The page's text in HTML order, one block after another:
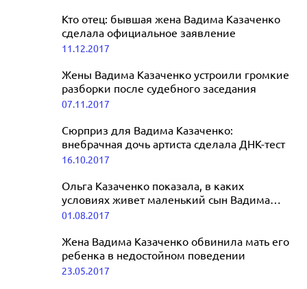
Кто отец: бывшая жена Вадима Казаченко
сделала официальное заявление
11.12.2017
Жены Вадима Казаченко устроили громкие
разборки после судебного заседания
07.11.2017
Сюрприз для Вадима Казаченко:
внебрачная дочь артиста сделала ДНК-тест
16.10.2017
Ольга Казаченко показала, в каких
условиях живет маленький сын Вадима
Казаченко
01.08.2017
Жена Вадима Казаченко обвинила мать его
ребенка в недостойном поведении
23.05.2017